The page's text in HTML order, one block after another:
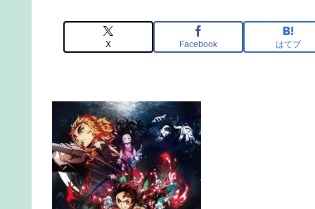
X Facebook はてブ